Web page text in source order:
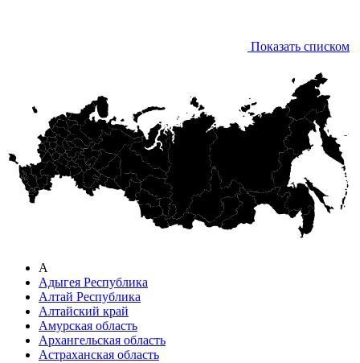
Показать списком
А
Адыгея Республика
Алтай Республика
Алтайский край
Амурская область
Архангельская область
Астраханская область